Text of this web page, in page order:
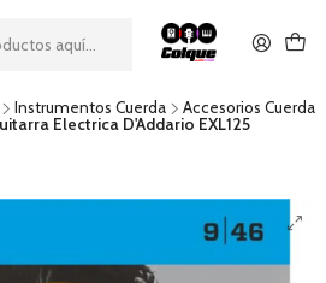
por pago con transferencia bancaria
$49.990. Este descuento no es
ni aplicable a gastos de envío.
Instrumentos Cuerda
Accesorios Cuerda
Electrica D'Addario EXL125